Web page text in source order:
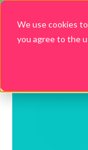
We use cookies
you agree to the